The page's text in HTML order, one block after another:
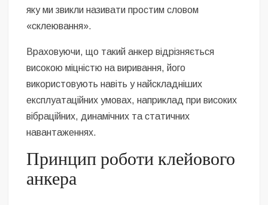
яку ми звикли називати простим словом
«склеювання».
Враховуючи, що такий анкер відрізняється
високою міцністю на виривання, його
використовують навіть у найскладніших
експлуатаційних умовах, наприклад при високих
вібраційних, динамічних та статичних
навантаженнях.
Принцип роботи клейового
анкера